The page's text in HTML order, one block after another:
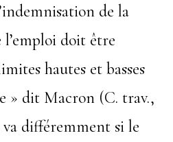
de la
doit être
hautes et basses
» dit Macron (C. trav.,
va différemment si le